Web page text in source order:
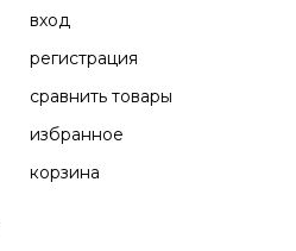
вход
регистрация
сравнить товары
избранное
корзина